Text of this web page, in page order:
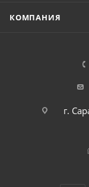
КОМПАНИЯ
г.